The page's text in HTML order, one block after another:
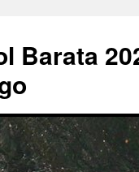
Barata